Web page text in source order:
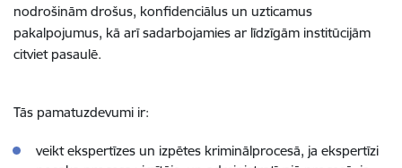
nodrošinām drošus, konfidenciālus un uzticamus
pakalpojumus, kā arī sadarbojamies ar līdzīgām institūcijām
citviet pasaulē.
Tās pamatuzdevumi ir:
veikt ekspertīzes un izpētes kriminālprocesā, ja ekspertīzi